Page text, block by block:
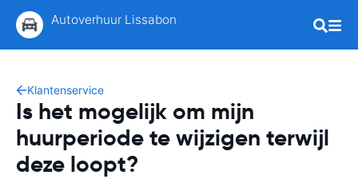
Autoverhuur Lissabon
Klantenservice
Is het mogelijk om mijn
huurperiode te wijzigen terwijl
deze loopt?